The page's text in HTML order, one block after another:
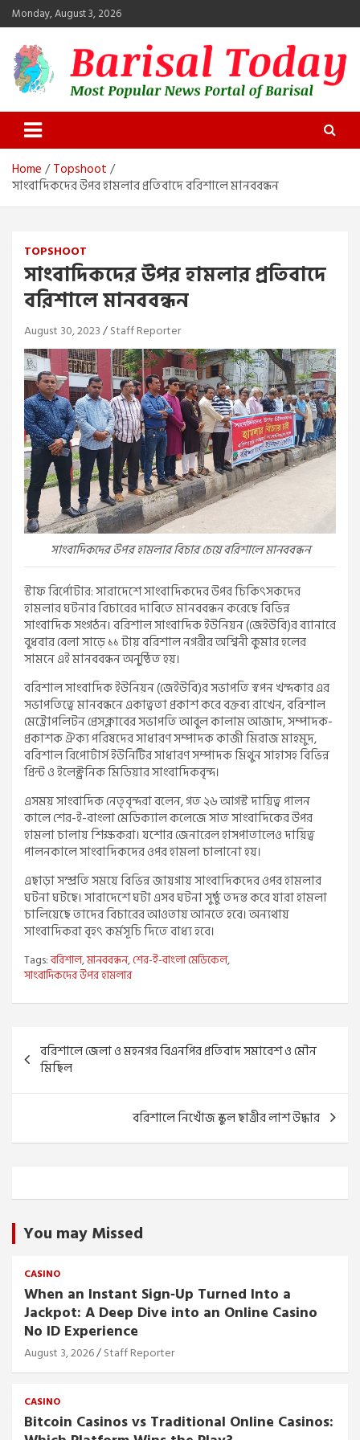
Skip
to
content
Monday, August 3, 2026
Barisal Today
The Most Popular News Portal in Barisal
Home
Topshoot
সাংবাদিকদের উপর হামলার প্রতিব‍াদে বরিশালে মানববন্ধন
TOPSHOOT
সাংবাদিকদের উপর হামলার প্রতিব‍াদে
বরিশালে মানববন্ধন
August 30, 2023 Staff Reporter
সাংবাদিকদের উপর হামলার বিচার চেয়ে বরিশালে মানববন্ধন
স্টাফ রির্পোটার: সারাদেশে সাংবাদিকদের উপর চিকিৎসকদের
হামলার ঘটনার বিচারের দাবিতে মানববন্ধন করেছে বিভিন্ন
সাংবাদিক সংগঠন। বরিশাল সাংবাদিক ইউনিয়ন (জেইউবি)র ব্যানারে
বুধবার বেলা সাড়ে ১১ টায় বরিশাল নগরীর অশ্বিনী কুমার হলের
সামনে এই মানববন্ধন অনুুষ্ঠিত হয়।
বরিশাল সাংবাদিক ইউনিয়ন (জেইউবি)র সভাপতি স্বপন খন্দকার এর
সভাপতিত্বে মানবন্ধনে একাত্বতা প্রকাশ করে বক্তব্য রাখেন, বরিশাল
মেট্রোপলিটন প্রেসক্লাবের সভাপতি আবুল কালাম আজাদ, সম্পাদক-
প্রকাশক ঐক্য পরিষদের সাধারণ সম্পাদক কাজী মিরাজ মাহমুদ,
বরিশাল রিপোর্টার্স ইউনিটির সাধারণ সম্পাদক মিথুন সাহাসহ বিভিন্ন
প্রিন্ট ও ইলেক্ট্রনিক মিডিয়ার সাংবাদিকবৃন্দ।
এসময় সাংবাদিক নেতৃবৃন্দরা বলেন, গত ২৬ আগস্ট দায়িত্ব পালন
কালে শের-ই-বাংলা মেডিক্যাল কলেজে সাত সাংবাদিকের উপর
হামলা চালায় শিক্ষকরা। যশোর জেনারেল হাসপাতালেও দায়িত্ব
পালনকালে সাংবাদিকদের ওপর হামলা চালানো হয়।
এছাড়া সম্প্রতি সময়ে বিভিন্ন জায়গায় সাংবাদিকদের ওপর হামলার
ঘটনা ঘটছে। সারাদেশে ঘটা এসব ঘটনা সুষ্ঠু তদন্ত করে যারা হামলা
চালিয়েছে তাদের বিচারের আওতায় আনতে হবে। অন্যথায়
সাংবাদিকরা বৃহৎ কর্মসূচি দিতে বাধ্য হবে।
Tags:বরিশাল,মানববন্ধন,শের-ই-বাংলা মেডিকেল,
সাংবাদিকদের উপর হামলার
Post
navigation
বরিশালে জেলা ও মহনগর বিএনপির প্রতিবাদ সমাবেশ ও মৌন
মিছিল
বরিশালে নিখোঁজ স্কুল ছাত্রীর লাশ উদ্ধার
You may Missed
CASINO
When an Instant Sign‑Up Turned Into a
Jackpot: A Deep Dive into an Online Casino
No ID Experience
August 3, 2026 Staff Reporter
CASINO
Bitcoin Casinos vs Traditional Online Casinos: